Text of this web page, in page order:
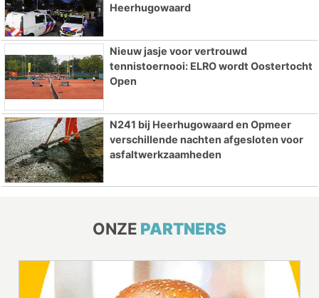
Heerhugowaard
Nieuw jasje voor vertrouwd
tennistoernooi: ELRO wordt Oostertocht
Open
N241 bij Heerhugowaard en Opmeer
verschillende nachten afgesloten voor
asfaltwerkzaamheden
ONZE PARTNERS